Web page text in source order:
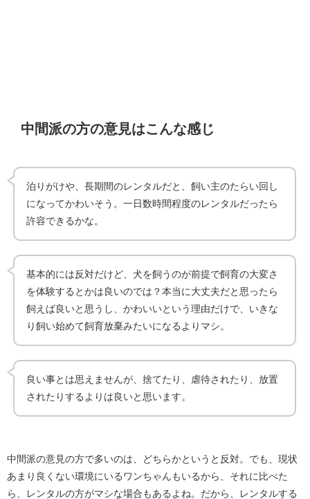
中間派の方の意見はこんな感じ
泊りがけや、長期間のレンタルだと、飼い主のたらい回し
になってかわいそう。一日数時間程度のレンタルだったら
許容できるかな。
基本的には反対だけど、犬を飼うのが前提で飼育の大変さ
を体験するとかは良いのでは？本当に大丈夫だと思ったら
飼えば良いと思うし、かわいいという理由だけで、いきな
り飼い始めて飼育放棄みたいになるよりマシ。
良い事とは思えませんが、捨てたり、虐待されたり、放置
されたりするよりは良いと思います。
中間派の意見の方で多いのは、どちらかというと反対。でも、現状
あまり良くない環境にいるワンちゃんもいるから、それに比べた
ら、レンタルの方がマシな場合もあるよね。だから、レンタルする